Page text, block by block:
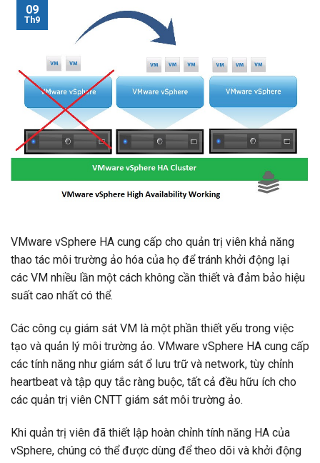
09
Th9
VMware vSphere HA cung cấp cho quản trị viên khả năng
thao tác môi trường ảo hóa của họ để tránh khởi động lại
các VM nhiều lần một cách không cần thiết và đảm bảo hiệu
suất cao nhất có thể.
Các công cụ giám sát VM là một phần thiết yếu trong việc
tạo và quản lý môi trường ảo. VMware vSphere HA cung cấp
các tính năng như giám sát ổ lưu trữ và network, tùy chỉnh
heartbeat và tập quy tắc ràng buộc, tất cả đều hữu ích cho
các quản trị viên CNTT giám sát môi trường ảo.
Khi quản trị viên đã thiết lập hoàn chỉnh tính năng HA của
vSphere, chúng có thể được dùng để theo dõi và khởi động